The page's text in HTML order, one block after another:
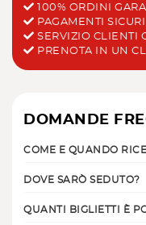
100% ORDINI
PAGAMENTI
SERVIZIO CLIENTI
PRENOTA IN UN
DOMANDE
COME E QUANDO
DOVE SARÒ SEDUTO?
QUANTI BIGLIETTI È